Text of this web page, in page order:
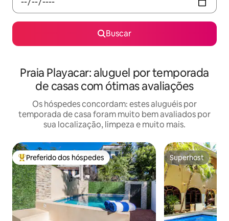
Buscar
Praia Playacar: aluguel por temporada
de casas com ótimas avaliações
Os hóspedes concordam: estes aluguéis por
temporada de casa foram muito bem avaliados por
sua localização, limpeza e muito mais.
Entre os melhores preferidos dos hóspedes
Preferido dos hóspedes Superhost
Superhost